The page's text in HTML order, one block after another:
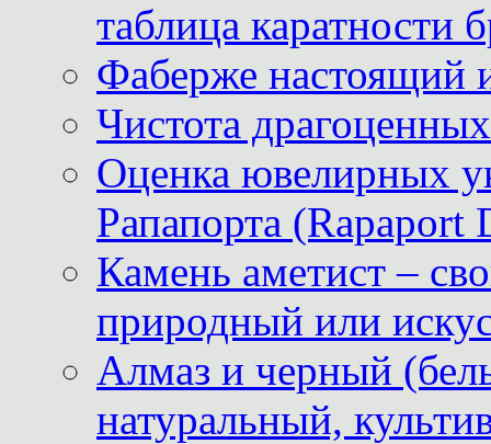
таблица каратности
Фаберже настоящий
Чистота
Оценка ювелирных
Рапапорта (Rapaport
Камень аметист –
природный или
Алмаз и черный
натуральный,